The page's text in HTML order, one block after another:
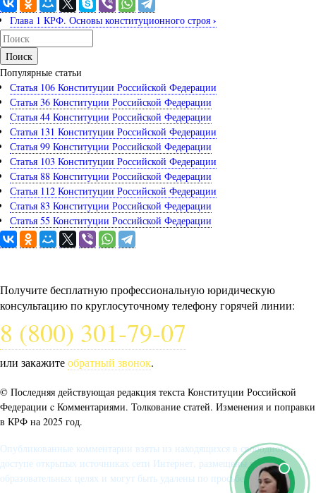
Глава 1 КРФ. Основы конституционного строя ›
Поиск
Популярные статьи
Статья 106 Конституции Российской Федерации
Статья 36 Конституции Российской Федерации
Статья 44 Конституции Российской Федерации
Статья 131 Конституции Российской Федерации
Статья 99 Конституции Российской Федерации
Статья 103 Конституции Российской Федерации
Статья 88 Конституции Российской Федерации
Статья 112 Конституции Российской Федерации
Статья 83 Конституции Российской Федерации
Статья 55 Конституции Российской Федерации
Получите бесплатную профессиональную юридическую
консультацию по круглосуточному телефону горячей линии:
8 (800) 301-79-07
или закажитеобратный звонок.
© Последняя действующая редакция текста Конституции Российской
Федерации c Комментариями. Толкование статей. Изменения и поправки
в КРФ на 2025 год.
Опубликованные комментарии взяты из находящихся в свободном
доступе открытых источниках сети Интернет, размещены в
образовательных целях и могут быть удалены по просьбе автора.